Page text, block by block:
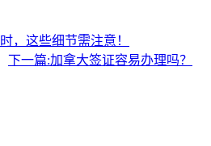
，这些细节需注意！
下一篇:加拿大签证容易办理吗？